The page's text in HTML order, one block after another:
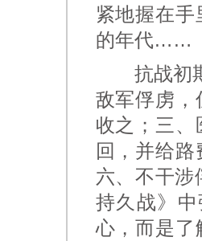
紧地握在
的年代……
抗战初期
敌军俘虏，
收之；三
回，并给
六、不干涉
持久战》
心，而是了